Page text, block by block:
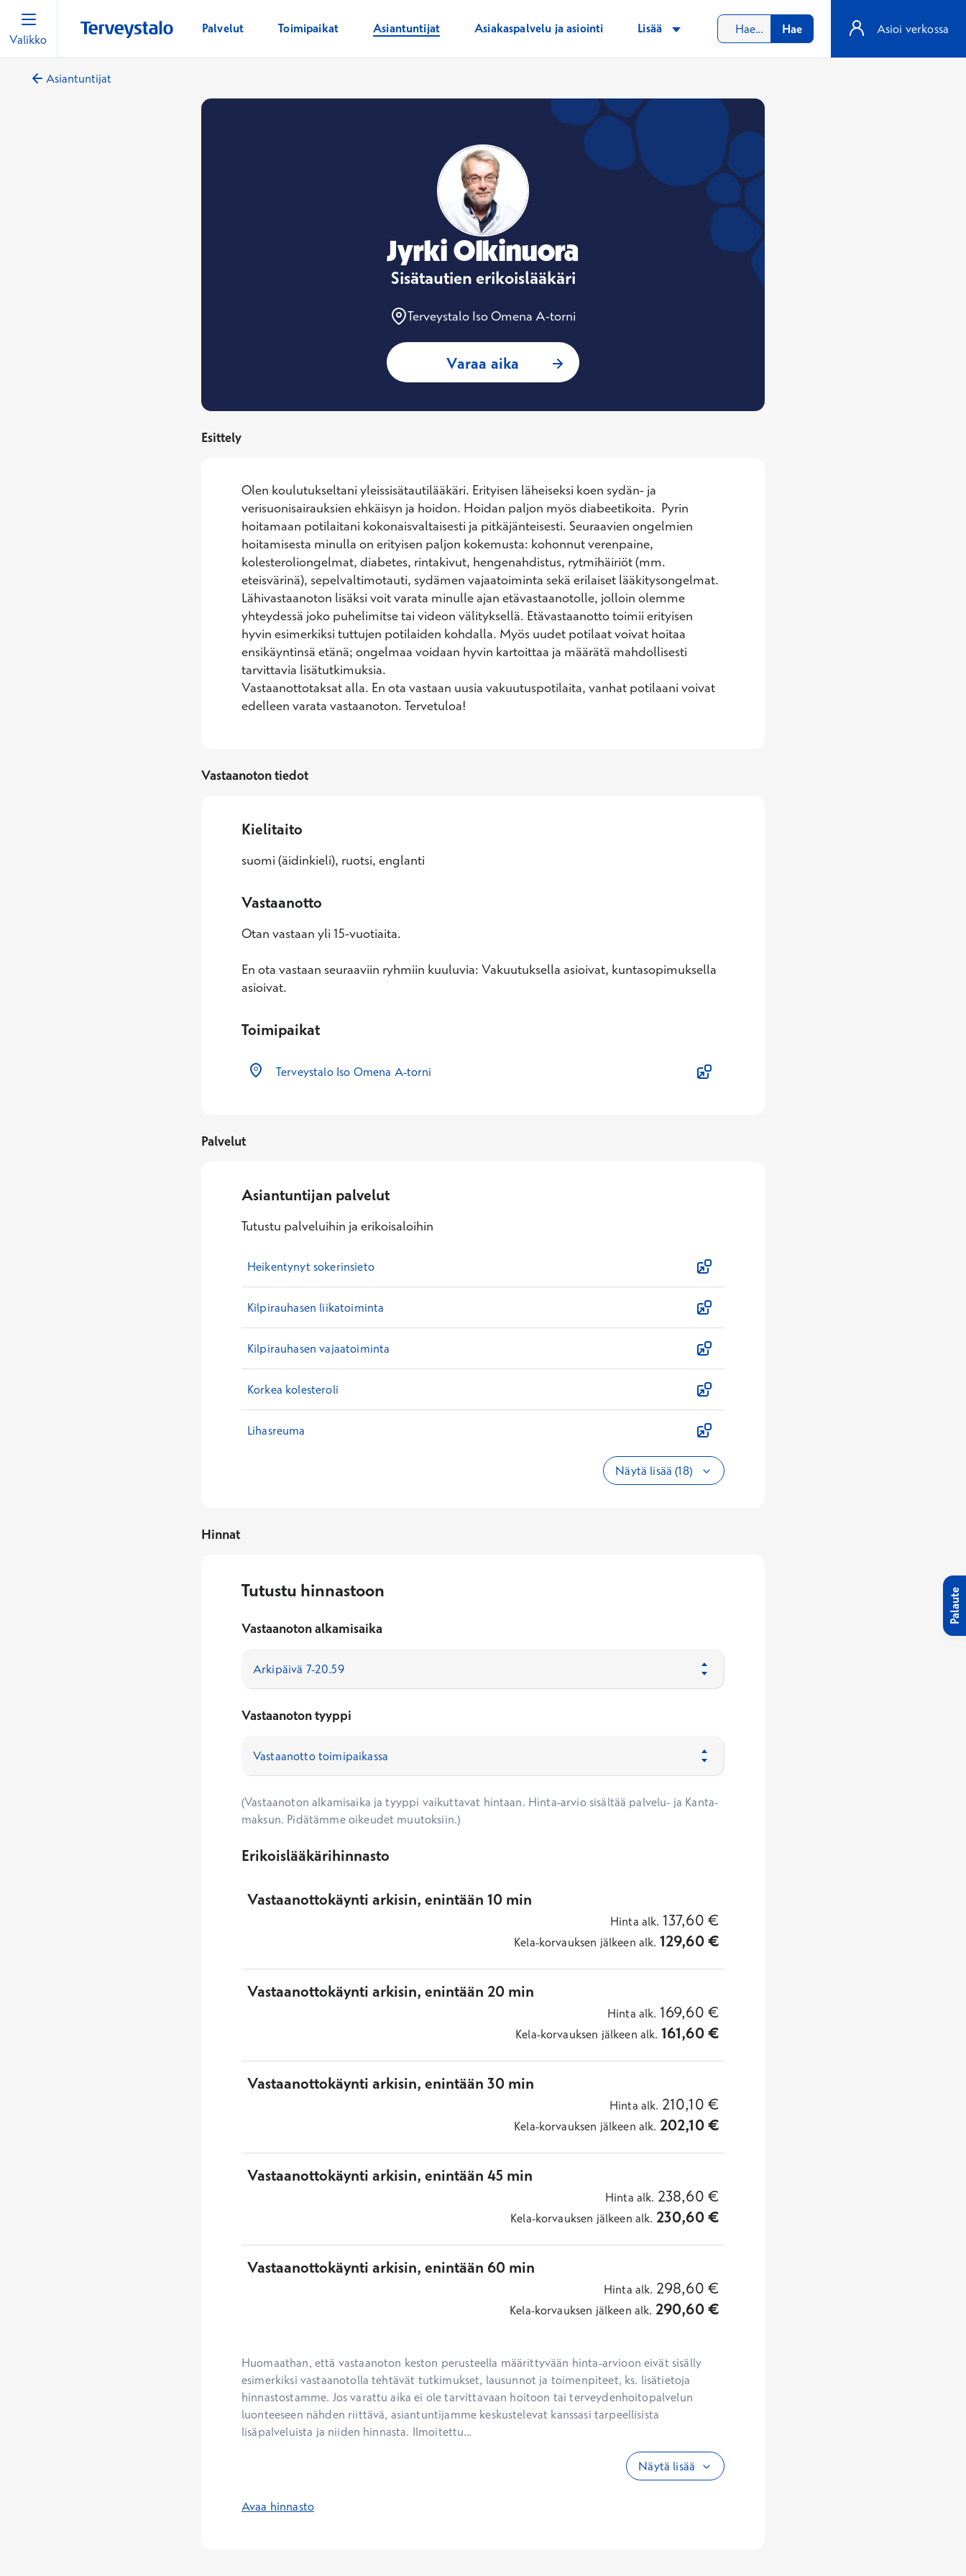
Valikko
Palvelut Toimipaikat Asiantuntijat Asiakaspalvelu ja asiointi Lisää Hae Asioi verkossa
Asiantuntijat
Jyrki Olkinuora
Sisätautien erikoislääkäri
Terveystalo Iso Omena A-torni
Varaa aika : Jyrki Olkinuora, Sisätautien erikoislääkäri
Esittely
Olen koulutukseltani yleissisätautilääkäri. Erityisen läheiseksi koen sydän- ja
verisuonisairauksien ehkäisyn ja hoidon. Hoidan paljon myös diabeetikoita.  Pyrin
hoitamaan potilaitani kokonaisvaltaisesti ja pitkäjänteisesti. Seuraavien ongelmien
hoitamisesta minulla on erityisen paljon kokemusta: kohonnut verenpaine,
kolesteroliongelmat, diabetes, rintakivut, hengenahdistus, rytmihäiriöt (mm.
eteisvärinä), sepelvaltimotauti, sydämen vajaatoiminta sekä erilaiset lääkitysongelmat.
Lähivastaanoton lisäksi voit varata minulle ajan etävastaanotolle, jolloin olemme
yhteydessä joko puhelimitse tai videon välityksellä. Etävastaanotto toimii erityisen
hyvin esimerkiksi tuttujen potilaiden kohdalla. Myös uudet potilaat voivat hoitaa
ensikäyntinsä etänä; ongelmaa voidaan hyvin kartoittaa ja määrätä mahdollisesti
tarvittavia lisätutkimuksia.
Vastaanottotaksat alla. En ota vastaan uusia vakuutuspotilaita, vanhat potilaani voivat
edelleen varata vastaanoton. Tervetuloa!
Vastaanoton tiedot
Kielitaito
suomi (äidinkieli), ruotsi, englanti
Vastaanotto
Otan vastaan yli 15-vuotiaita.
En ota vastaan seuraaviin ryhmiin kuuluvia: Vakuutuksella asioivat, kuntasopimuksella
asioivat.
Toimipaikat
Terveystalo Iso Omena A-torni
Palvelut
Asiantuntijan palvelut
Tutustu palveluihin ja erikoisaloihin
Heikentynyt sokerinsieto
Kilpirauhasen liikatoiminta
Kilpirauhasen vajaatoiminta
Korkea kolesteroli
Lihasreuma
Näytä lisää (18)
Hinnat
Tutustu hinnastoon
Vastaanoton alkamisaika
Vastaanoton tyyppi
(Vastaanoton alkamisaika ja tyyppi vaikuttavat hintaan. Hinta-arvio sisältää palvelu- ja Kanta-
maksun. Pidätämme oikeudet muutoksiin.)
Erikoislääkärihinnasto
Vastaanottokäynti arkisin, enintään 10 min
Hinta alk. 137,60 €
Kela-korvauksen jälkeen alk. 129,60€
Vastaanottokäynti arkisin, enintään 20 min
Hinta alk. 169,60 €
Kela-korvauksen jälkeen alk. 161,60€
Vastaanottokäynti arkisin, enintään 30 min
Hinta alk. 210,10 €
Kela-korvauksen jälkeen alk. 202,10€
Vastaanottokäynti arkisin, enintään 45 min
Hinta alk. 238,60 €
Kela-korvauksen jälkeen alk. 230,60€
Vastaanottokäynti arkisin, enintään 60 min
Hinta alk. 298,60 €
Kela-korvauksen jälkeen alk. 290,60€
Huomaathan, että vastaanoton keston perusteella määrittyvään hinta-arvioon eivät sisälly
esimerkiksi vastaanotolla tehtävät tutkimukset, lausunnot ja toimenpiteet, ks. lisätietoja
hinnastostamme. Jos varattu aika ei ole tarvittavaan hoitoon tai terveydenhoitopalvelun
luonteeseen nähden riittävä, asiantuntijamme keskustelevat kanssasi tarpeellisista
lisäpalveluista ja niiden hinnasta. Ilmoitettu...
Näytä lisää
Avaa hinnasto
Palaute